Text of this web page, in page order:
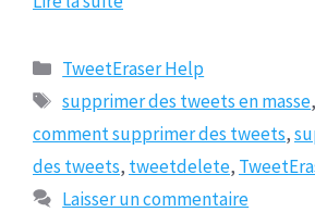
Catégories
TweetEraser Help
Tags
supprimer des tweets en masse
comment supprimer des tweets,
des tweets, tweetdelete,
Laisser un commentaire